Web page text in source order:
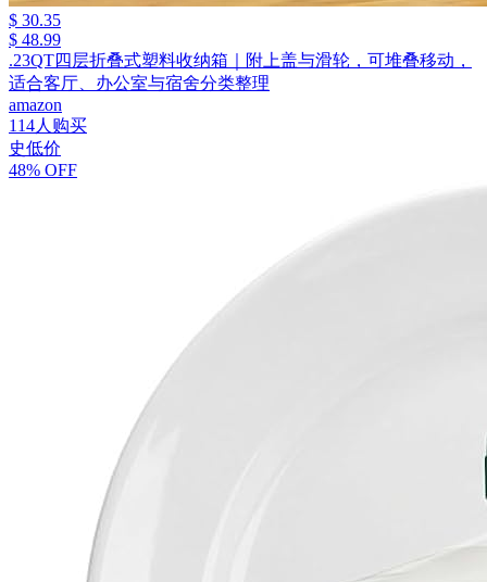
$ 30.35
$ 48.99
.23QT四层折叠式塑料收纳箱｜附上盖与滑轮，可堆叠移动，
适合客厅、办公室与宿舍分类整理
amazon
114人购买
史低价
48% OFF